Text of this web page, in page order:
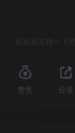
喜欢就支持一下吧
赞赏 分享